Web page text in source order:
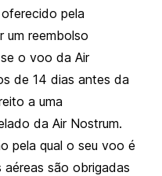
pela
um reembolso
o voo da Air
de 14 dias antes da
a uma
da Air Nostrum.
pela qual o seu voo é
são obrigadas